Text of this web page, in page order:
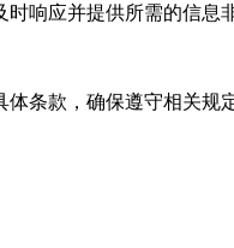
响应并提供所需的信息
条款，确保遵守相关规定